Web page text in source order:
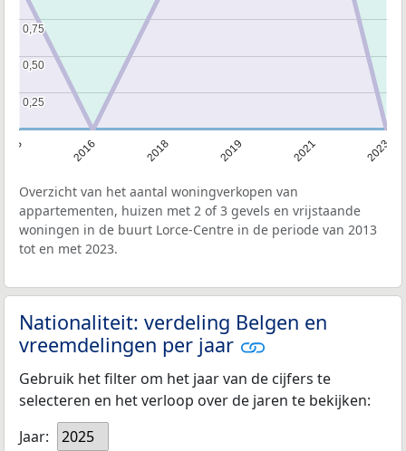
2016 2018 2019 2021 2023
0,25
0,25
0,50
0,50
0,75
0,75
Overzicht van het aantal woningverkopen van
appartementen, huizen met 2 of 3 gevels en vrijstaande
woningen in de buurt Lorce-Centre in de periode van 2013
tot en met 2023.
Nationaliteit: verdeling Belgen en
vreemdelingen per jaar
Gebruik het filter om het jaar van de cijfers te
selecteren en het verloop over de jaren te bekijken:
Jaar:
2025